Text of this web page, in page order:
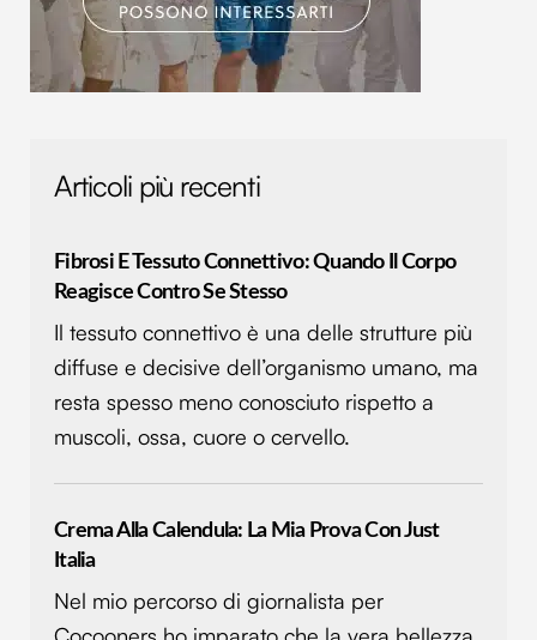
Articoli più recenti
Fibrosi E Tessuto Connettivo: Quando Il Corpo
Reagisce Contro Se Stesso
Il tessuto connettivo è una delle strutture più
diffuse e decisive dell’organismo umano, ma
resta spesso meno conosciuto rispetto a
muscoli, ossa, cuore o cervello.
Crema Alla Calendula: La Mia Prova Con Just
Italia
Nel mio percorso di giornalista per